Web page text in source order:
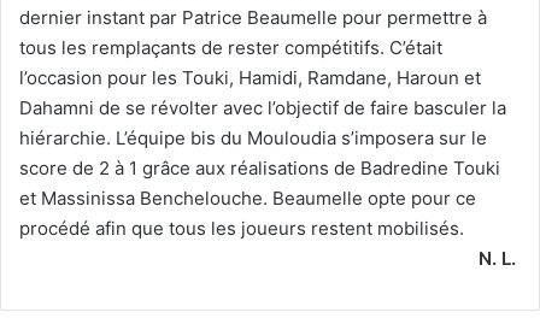
dernier instant par Patrice Beaumelle pour permettre à
tous les remplaçants de rester compétitifs. C’était
l’occasion pour les Touki, Hamidi, Ramdane, Haroun et
Dahamni de se révolter avec l’objectif de faire basculer la
hiérarchie. L’équipe bis du Mouloudia s’imposera sur le
score de 2 à 1 grâce aux réalisations de Badredine Touki
et Massinissa Benchelouche. Beaumelle opte pour ce
procédé afin que tous les joueurs restent mobilisés.
N. L.